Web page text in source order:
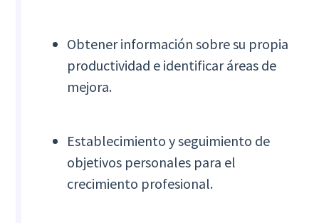
Obtener información sobre su propia
productividad e identificar áreas de
mejora.
Establecimiento y seguimiento de
objetivos personales para el
crecimiento profesional.